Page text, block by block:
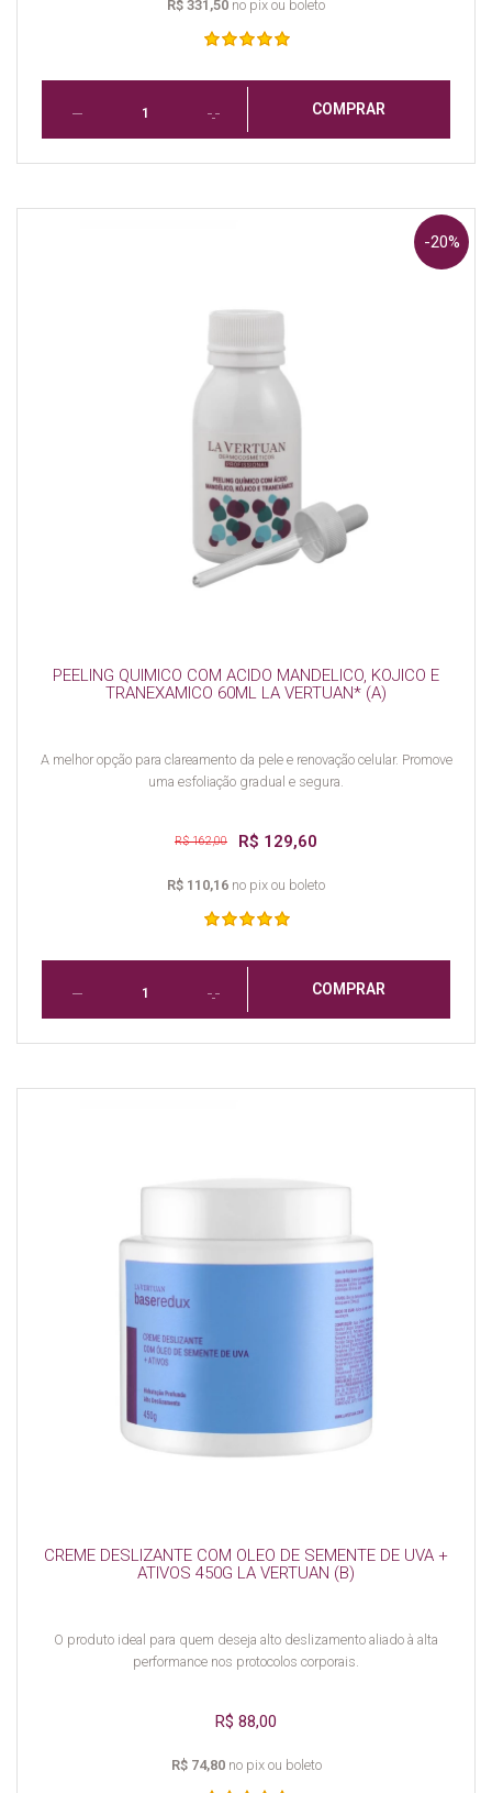
R$ 331,50 no pix ou boleto
COMPRAR
PEELING QUIMICO COM ACIDO MANDELICO, KOJICO E
TRANEXAMICO 60ML LA VERTUAN* (A)
A melhor opção para clareamento da pele e renovação celular. Promove
uma esfoliação gradual e segura.
-20%
R$ 129,60
R$ 162,00
R$ 110,16 no pix ou boleto
COMPRAR
CREME DESLIZANTE COM OLEO DE SEMENTE DE UVA +
ATIVOS 450G LA VERTUAN (B)
O produto ideal para quem deseja alto deslizamento aliado à alta
performance nos protocolos corporais.
R$ 88,00
R$ 74,80no pix ou boleto